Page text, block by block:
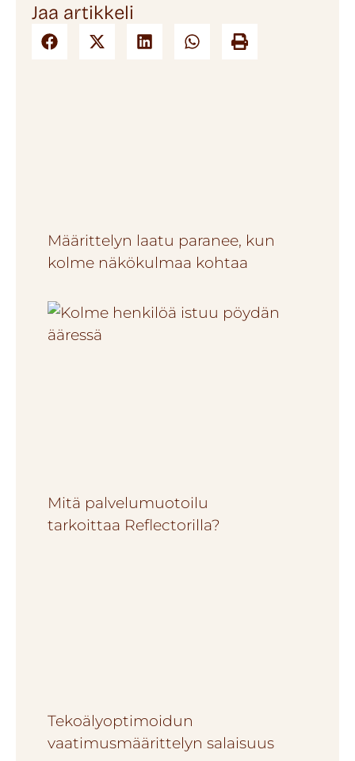
Jaa artikkeli
Määrittelyn laatu paranee, kun
kolme näkökulmaa kohtaa
Mitä palvelumuotoilu
tarkoittaa Reflectorilla?
Tekoälyoptimoidun
vaatimusmäärittelyn salaisuus